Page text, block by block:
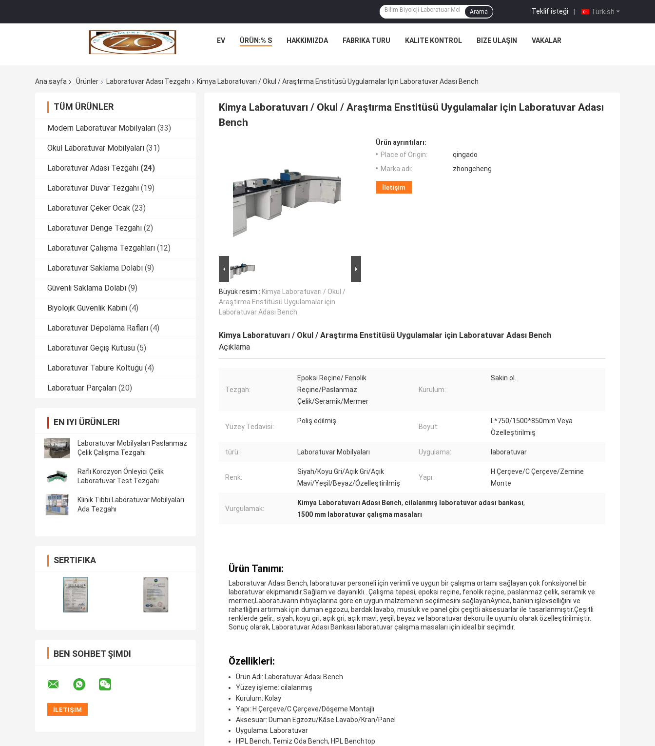
Turkish
Teklif isteği |
Arama
EV ÜRÜN:% S HAKKIMIZDA FABRIKA TURU KALITE KONTROL BIZE ULAŞIN VAKALAR
Ana sayfa Ürünler Laboratuvar Adası Tezgahı Kimya Laboratuvarı / Okul / Araştırma Enstitüsü Uygulamalar Için Laboratuvar Adası Bench
TÜM ÜRÜNLER
Modern Laboratuvar Mobilyaları (33)
Okul Laboratuvar Mobilyaları (31)
Laboratuvar Adası Tezgahı (24)
Laboratuvar Duvar Tezgahı (19)
Laboratuvar Çeker Ocak (23)
Laboratuvar Denge Tezgahı (2)
Laboratuvar Çalışma Tezgahları (12)
Laboratuvar Saklama Dolabı (9)
Güvenli Saklama Dolabı (9)
Biyolojik Güvenlik Kabini (4)
Laboratuvar Depolama Rafları (4)
Laboratuvar Geçiş Kutusu (5)
Laboratuvar Tabure Koltuğu (4)
Laboratuar Parçaları (20)
EN IYI ÜRÜNLERI
Laboratuvar Mobilyaları Paslanmaz
Çelik Çalışma Tezgahı
Raflı Korozyon Önleyici Çelik
Laboratuvar Test Tezgahı
Klinik Tıbbi Laboratuvar Mobilyaları
Ada Tezgahı
SERTIFIKA
BEN SOHBET ŞIMDI
Kimya Laboratuvarı / Okul / Araştırma Enstitüsü Uygulamalar için Laboratuvar Adası
Bench
Büyük resim : Kimya Laboratuvarı / Okul /
Araştırma Enstitüsü Uygulamalar için
Laboratuvar Adası Bench
Ürün ayrıntıları:
Place of Origin:
qingado
Marka adı:
zhongcheng
İletişim
Kimya Laboratuvarı / Okul / Araştırma Enstitüsü Uygulamalar için Laboratuvar Adası Bench
Açıklama
Tezgah:
Epoksi Reçine/ Fenolik
Reçine/Paslanmaz
Çelik/Seramik/Mermer
Kurulum:
Sakin ol.
Yüzey Tedavisi:
Poliş edilmiş
Boyut:
L*750/1500*850mm Veya
Özelleştirilmiş
türü: Laboratuvar Mobilyaları Uygulama: laboratuvar
Renk:
Siyah/Koyu Gri/Açık Gri/Açık
Mavi/Yeşil/Beyaz/Özelleştirilmiş
Yapı:
H Çerçeve/C Çerçeve/Zemine
Monte
Vurgulamak:
Kimya Laboratuvarı Adası Bench, cilalanmış laboratuvar adası bankası,
1500 mm laboratuvar çalışma masaları
Ürün Tanımı:
Laboratuvar Adası Bench, laboratuvar personeli için verimli ve uygun bir çalışma ortamı sağlayan çok fonksiyonel bir
laboratuvar ekipmanıdır.Sağlam ve dayanıklı.. Çalışma tepesi, epoksi reçine, fenolik reçine, paslanmaz çelik, seramik ve
mermer,Laboratuvarın ihtiyaçlarına göre en uygun malzemenin seçilmesini sağlayanAyrıca, bankın işlevselliğini ve
rahatlığını artırmak için duman egzozu, bardak lavabo, musluk ve panel gibi çeşitli aksesuarlar ile tasarlanmıştır.Çeşitli
renklerde gelir., siyah, koyu gri, açık gri, açık mavi, yeşil, beyaz ve laboratuvar dekoru ile uyumlu olarak özelleştirilmiştir.
Sonuç olarak, Laboratuvar Adası Bankası laboratuvar çalışma masaları için ideal bir seçimdir.
Özellikleri:
Ürün Adı: Laboratuvar Adası Bench
Yüzey işleme: cilalanmış
Kurulum: Kolay
Yapı: H Çerçeve/C Çerçeve/Döşeme Montajlı
Aksesuar: Duman Egzozu/Kâse Lavabo/Kran/Panel
Uygulama: Laboratuvar
HPL Bench, Temiz Oda Bench, HPL Benchtop